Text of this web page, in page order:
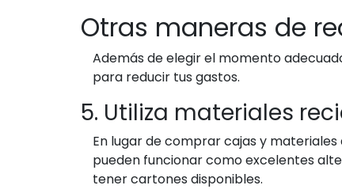
Otras maneras de
Además de elegir el momento
para reducir tus gastos.
5. Utiliza materiales
En lugar de comprar cajas y materiales
pueden funcionar como excelentes
tener cartones disponibles.